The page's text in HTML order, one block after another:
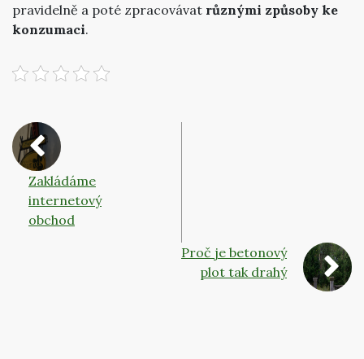
pravidelně a poté zpracovávat různými způsoby ke
konzumaci.
Zakládáme
internetový
obchod
Proč je betonový
plot tak drahý